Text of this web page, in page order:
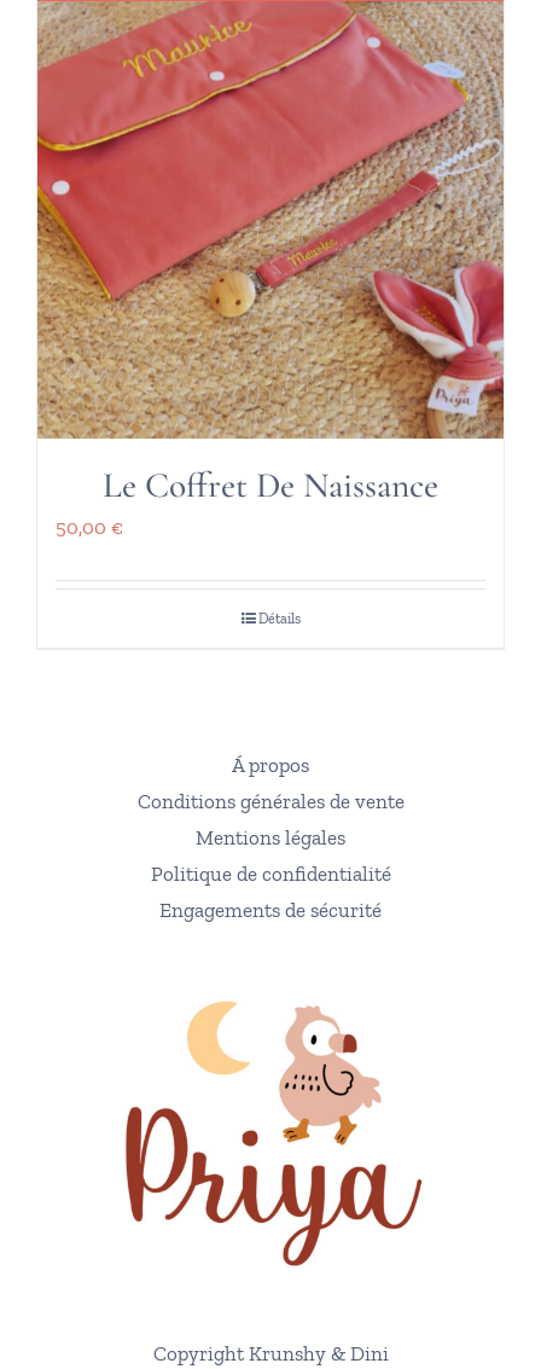
Le Coffret De Naissance
50,00 €
Détails
Á propos
Conditions générales de vente
Mentions légales
Politique de confidentialité
Engagements de sécurité
Copyright Krunshy & Dini